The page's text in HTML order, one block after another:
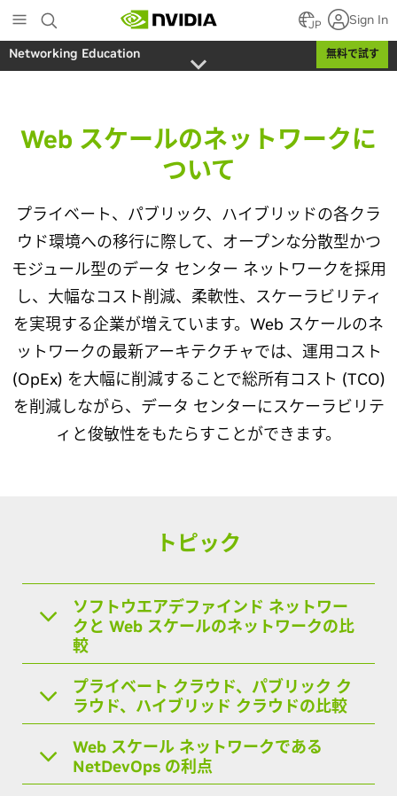
to
main
content
JP Sign In
Networking Education 無料で試す
Web スケールのネットワークに
ついて
プライベート、パブリック、ハイブリッドの各クラ
ウド環境への移行に際して、オープンな分散型かつ
モジュール型のデータ センター ネットワークを採用
し、大幅なコスト削減、柔軟性、スケーラビリティ
を実現する企業が増えています。Web スケールのネ
ットワークの最新アーキテクチャでは、運用コスト
(OpEx) を大幅に削減することで総所有コスト (TCO)
を削減しながら、データ センターにスケーラビリテ
ィと俊敏性をもたらすことができます。
トピック
ソフトウエアデファインド ネットワー
クと Web スケールのネットワークの比
較
プライベート クラウド、パブリック ク
ラウド、ハイブリッド クラウドの比較
Web スケール ネットワークである
NetDevOps の利点